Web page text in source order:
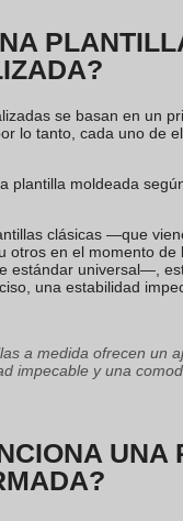
se basan en un
lo tanto, cada uno de
plantilla moldeada
clásicas —que
otros en el momento de
estándar universal—,
una estabilidad
a medida ofrecen un
impecable y una
UNA